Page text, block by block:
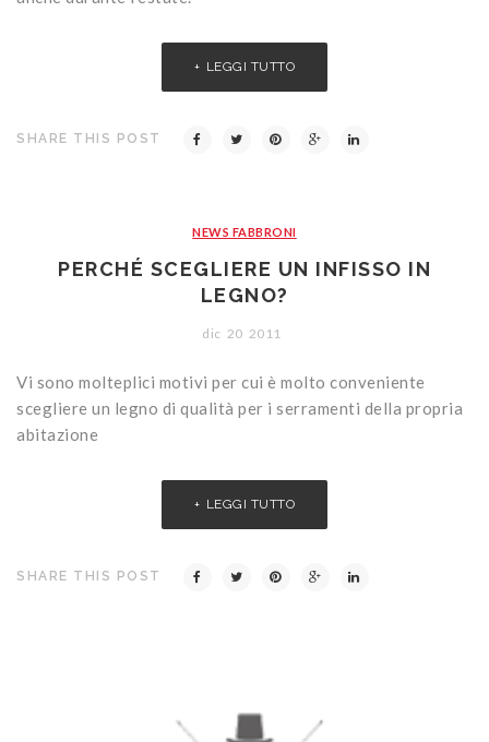
LEGGI TUTTO
SHARE THIS POST
NEWS FABBRONI
PERCHÉ SCEGLIERE UN INFISSO IN
LEGNO?
dic 20 2011
Vi sono molteplici motivi per cui è molto conveniente
scegliere un legno di qualità per i serramenti della propria
abitazione
LEGGI TUTTO
SHARE THIS POST